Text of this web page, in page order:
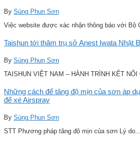
By Súng Phun Sơn
Việc website được xác nhận thông báo với Bộ
Taishun tới thăm trụ sở Anest Iwata Nhật
By Súng Phun Sơn
TAISHUN VIỆT NAM – HÀNH TRÌNH KẾT NỐI
Những cách để tăng độ mịn của sơn áp
để xé Airspray
By Súng Phun Sơn
STT Phương pháp tăng độ mịn của sơn Lý do...